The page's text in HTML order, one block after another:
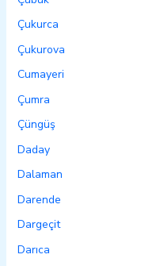
Çukurca
Çukurova
Cumayeri
Çumra
Çüngüş
Daday
Dalaman
Darende
Dargeçit
Darıca